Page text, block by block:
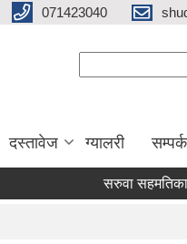
071423040
दस्तावेज ग्यालरी सम्पर्क
सरुवा सहमतिका लागि